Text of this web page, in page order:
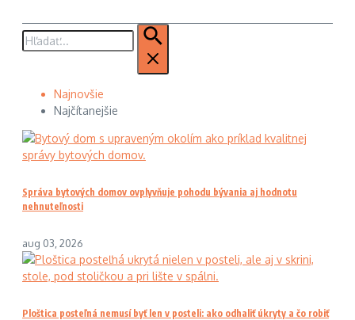
Hľadať:
Najnovšie
Najčítanejšie
Správa bytových domov ovplyvňuje pohodu bývania aj hodnotu
nehnuteľnosti
aug 03, 2026
Ploštica posteľná nemusí byť len v posteli: ako odhaliť úkryty a čo robiť